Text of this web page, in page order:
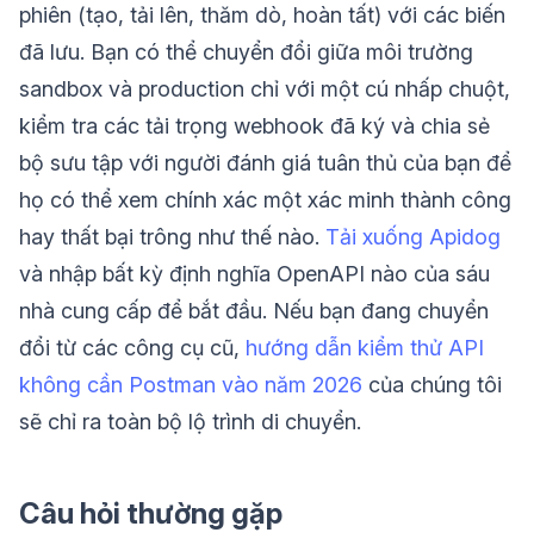
phiên (tạo, tải lên, thăm dò, hoàn tất) với các biến
đã lưu. Bạn có thể chuyển đổi giữa môi trường
sandbox và production chỉ với một cú nhấp chuột,
kiểm tra các tải trọng webhook đã ký và chia sẻ
bộ sưu tập với người đánh giá tuân thủ của bạn để
họ có thể xem chính xác một xác minh thành công
hay thất bại trông như thế nào. Tải xuống Apidog
và nhập bất kỳ định nghĩa OpenAPI nào của sáu
nhà cung cấp để bắt đầu. Nếu bạn đang chuyển
đổi từ các công cụ cũ, hướng dẫn kiểm thử API
không cần Postman vào năm 2026 của chúng tôi
sẽ chỉ ra toàn bộ lộ trình di chuyển.
Câu hỏi thường gặp